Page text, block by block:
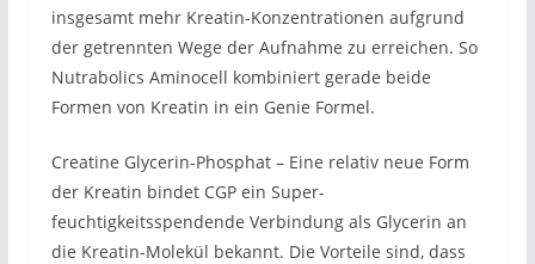
insgesamt mehr Kreatin-Konzentrationen aufgrund
der getrennten Wege der Aufnahme zu erreichen. So
Nutrabolics Aminocell kombiniert gerade beide
Formen von Kreatin in ein Genie Formel.
Creatine Glycerin-Phosphat – Eine relativ neue Form
der Kreatin bindet CGP ein Super-
feuchtigkeitsspendende Verbindung als Glycerin an
die Kreatin-Molekül bekannt. Die Vorteile sind, dass